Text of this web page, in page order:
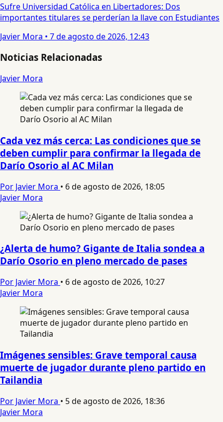
Sufre Universidad Católica en Libertadores: Dos
importantes titulares se perderían la llave con Estudiantes
Javier Mora • 7 de agosto de 2026, 12:43
Noticias Relacionadas
Javier Mora
Cada vez más cerca: Las condiciones que se
deben cumplir para confirmar la llegada de
Darío Osorio al AC Milan
Por Javier Mora • 6 de agosto de 2026, 18:05
Javier Mora
¿Alerta de humo? Gigante de Italia sondea a
Darío Osorio en pleno mercado de pases
Por Javier Mora • 6 de agosto de 2026, 10:27
Javier Mora
Imágenes sensibles: Grave temporal causa
muerte de jugador durante pleno partido en
Tailandia
Por Javier Mora • 5 de agosto de 2026, 18:36
Javier Mora